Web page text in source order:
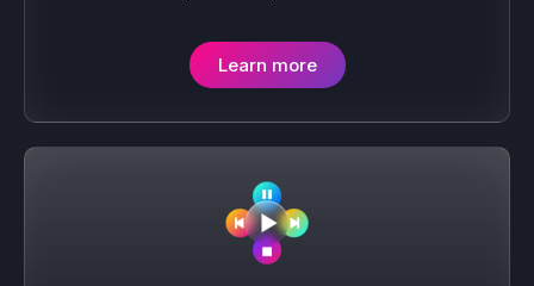
Learn more